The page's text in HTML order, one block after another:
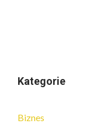
Kategorie
Biznes